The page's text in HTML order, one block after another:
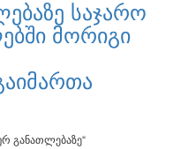
საჯარო
მორიგი
განათლებაზე“